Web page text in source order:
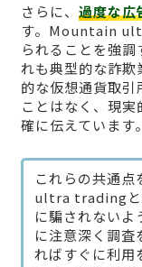
さらに、 過度な広
す。Mountain
られることを強
れも典型的な詐欺
的な仮想通貨取引
ことはなく、現
確に伝えています。
これらの共通
ultra tradingと
に騙されないよ
に注意深く調査
ればすぐに利用